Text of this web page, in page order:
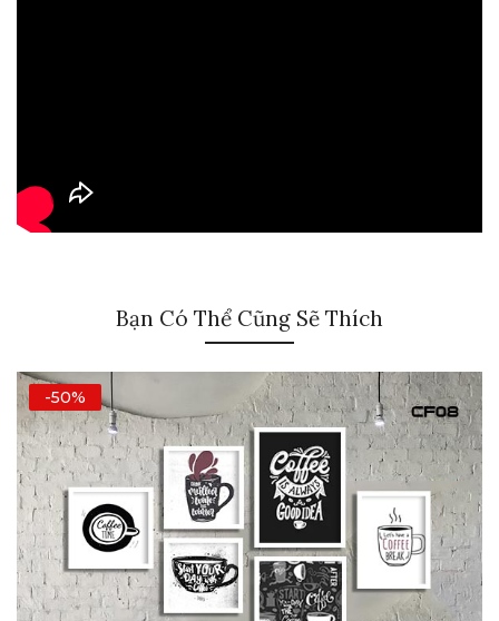
Bạn Có Thể Cũng Sẽ Thích
-50%